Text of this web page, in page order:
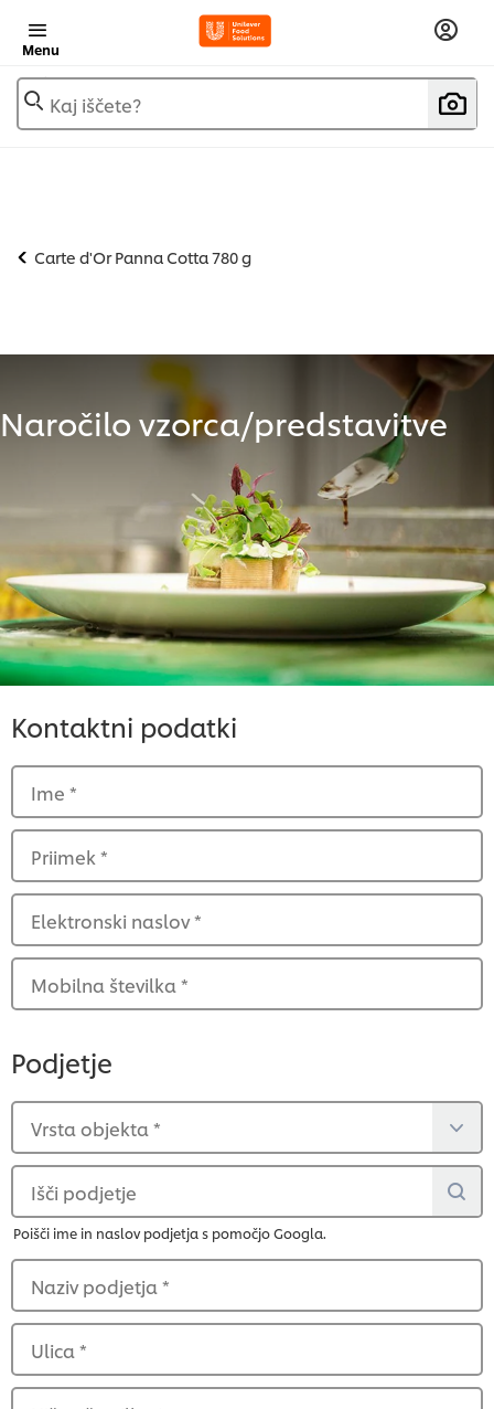
Menu
Kaj iščete?
Carte d'Or Panna Cotta 780 g
Naročilo vzorca/predstavitve
Kontaktni podatki
Ime *
Priimek *
Elektronski naslov*
Mobilna številka *
Podjetje
Vrsta objekta *
Išči podjetje
Poišči ime in naslov podjetja s pomočjo Googla.
Naziv podjetja *
Ulica *